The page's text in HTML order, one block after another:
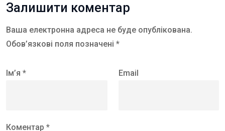
Залишити коментар
Ваша електронна адреса не буде опублікована.
Обов’язкові поля позначені *
Ім’я * Email
Коментар *